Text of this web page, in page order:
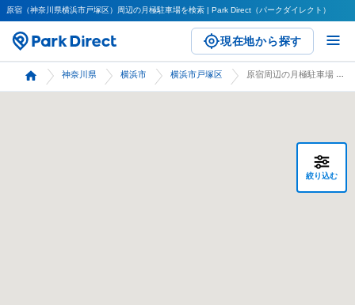
原宿（神奈川県横浜市戸塚区）周辺の月極駐車場を検索 | Park Direct（パークダイレクト）
現在地から探す
神奈川県 横浜市 横浜市戸塚区
絞り込む